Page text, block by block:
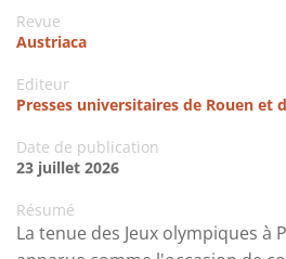
Revue
Austriaca
Editeur
Presses universitaires de Rouen et
Date de publication
23 juillet 2026
Résumé
La tenue des Jeux olympiques à